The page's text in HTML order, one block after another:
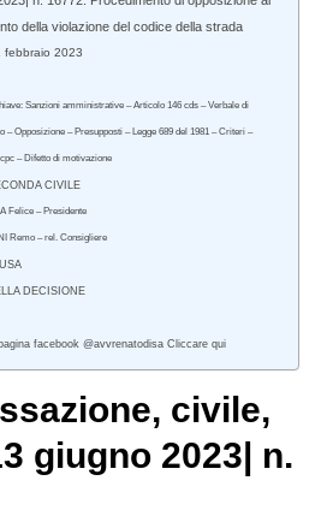
della violazione del codice della strada
febbraio 2023
Sanzioni amministrative – Articolo 146 cds – Verbale di
– Opposizione – Presupposti – Legge 689 del 1981 – Criteri –
– Difetto di motivazione
CIVILE
Felice – Presidente
Remo – rel. Consigliere
DECISIONE
facebook @avvrenatodisa Cliccare qui
, civile,
giugno 2023| n.